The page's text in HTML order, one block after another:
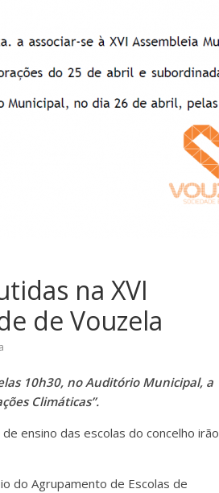
na XVI
de Vouzela
10h30, no Auditório Municipal, a
Climáticas”.
ensino das escolas do concelho irão
do Agrupamento de Escolas de